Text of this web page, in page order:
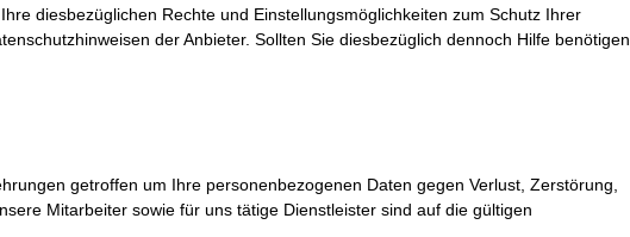
diesbezüglichen Rechte und Einstellungsmöglichkeiten zum Schutz Ihrer
der Anbieter. Sollten Sie diesbezüglich dennoch Hilfe benötigen,
getroffen um Ihre personenbezogenen Daten gegen Verlust, Zerstörung,
Mitarbeiter sowie für uns tätige Dienstleister sind auf die gültigen